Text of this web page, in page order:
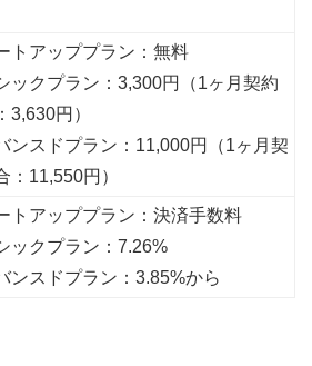
トアッププラン：無料
ックプラン：3,300円（1ヶ月契約
3,630円）
ンスドプラン：11,000円（1ヶ月契
：11,550円）
トアッププラン：決済手数料
ックプラン：7.26%
ンスドプラン：3.85%から